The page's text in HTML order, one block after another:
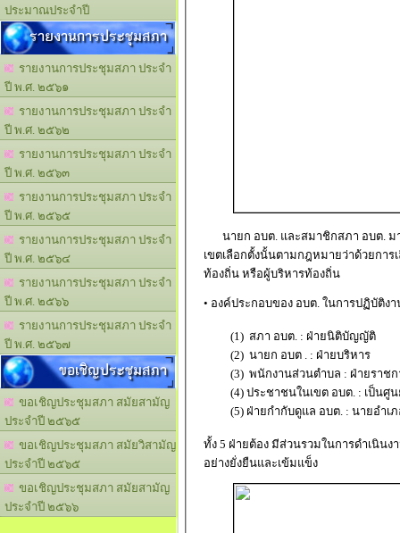
ประมาณประจำปี
รายงานการประชุมสภา
รายงานการประชุมสภา ประจำ
ปี พ.ศ. ๒๕๖๑
รายงานการประชุมสภา ประจำ
ปี พ.ศ. ๒๕๖๒
รายงานการประชุมสภา ประจำ
ปี พ.ศ. ๒๕๖๓
รายงานการประชุมสภา ประจำ
ปี พ.ศ. ๒๕๖๕
รายงานการประชุมสภา ประจำ
ปี พ.ศ. ๒๕๖๔
รายงานการประชุมสภา ประจำ
ปี พ.ศ. ๒๕๖๖
รายงานการประชุมสภา ประจำ
ปี พ.ศ. ๒๕๖๗
ขอเชิญประชุมสภา
ขอเชิญประชุมสภา สมัยสามัญ
ประจำปี ๒๕๖๕
ขอเชิญประชุมสภา สมัยวิสามัญ
ประจำปี ๒๕๖๕
ขอเชิญประชุมสภา สมัยสามัญ
ประจำปี ๒๕๖๖
นายก อบต. และสมาชิกสภา อบต. มา
เขตเลือกตั้งนั้นตามกฎหมายว่าด้วยกา
ท้องถิ่น หรือผู้บริหารท้องถิ่น
• องค์ประกอบของ อบต. ในการปฏิบัติง
(1) สภา อบต. : ฝ่ายนิติบัญญัติ
(2) นายก อบต . : ฝ่ายบริหาร
(3) พนักงานส่วนตำบล : ฝ่ายราชก
(4) ประชาชนในเขต อบต. : เป็นศูน
(5) ฝ่ายกำกับดูแล อบต. : นายอำเภ
ทั้ง 5 ฝ่ายต้อง มีส่วนรวมในการดำเนิน
อย่างยั่งยืนและเข้มแข็ง